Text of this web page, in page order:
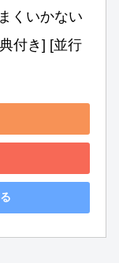
くいかない
付き] [並行